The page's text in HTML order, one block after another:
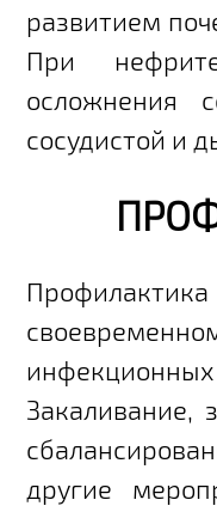
развитием
При
осложнения
сосудистой и
Закаливание,
другие